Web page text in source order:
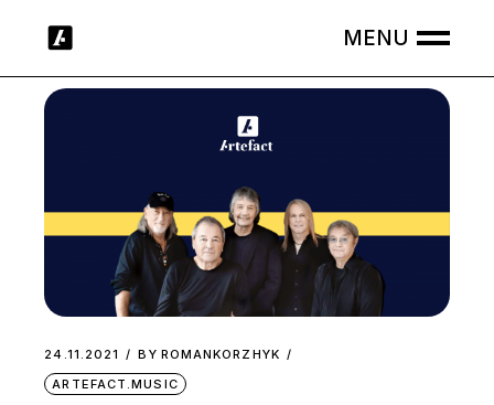
24.11.2021 BY ROMANKORZHYK
ARTEFACT.MUSIC